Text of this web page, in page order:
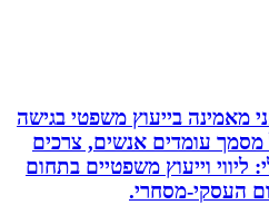
בייעוץ משפטי בגישה
עומדים אנשים, צרכים
וייעוץ משפטיים בתחום
מסחרי.